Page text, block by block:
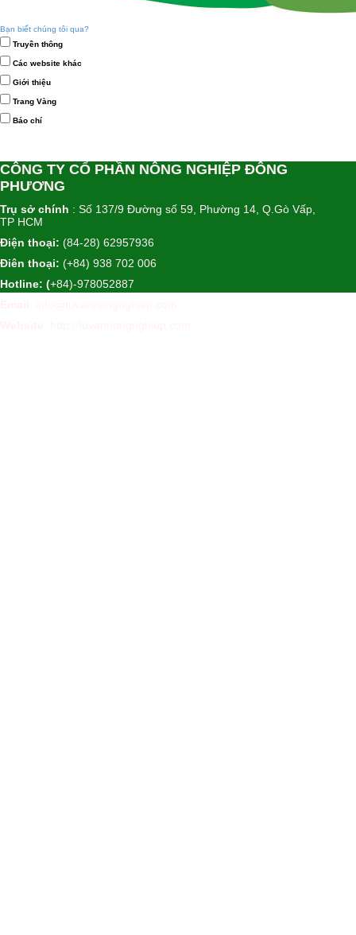
Bạn biết chúng tôi qua?
Truyền thông
Các website khác
Giới thiệu
Trang Vàng
Báo chí
CÔNG TY CỔ PHẦN NÔNG NGHIỆP ĐÔNG
PHƯƠNG
Trụ sở chính : Số 137/9 Đường số 59, Phường 14, Q.Gò Vấp,
TP HCM
Điện thoại: (84-28) 62957936
Điên thoại: (+84) 938 702 006
Hotline: (+84)-978052887